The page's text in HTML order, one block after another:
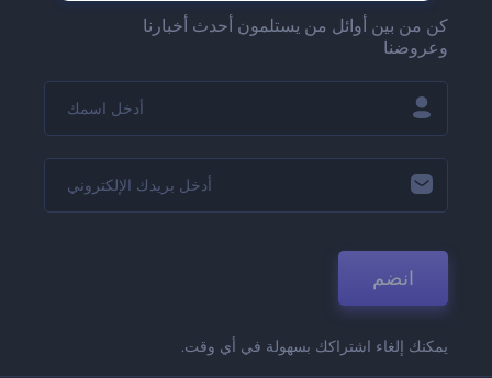
كن من بين أوائل من يستلمون أحدث أخبارنا
وعروضنا
انضم
يمكنك إلغاء اشتراكك بسهولة في أي وقت.